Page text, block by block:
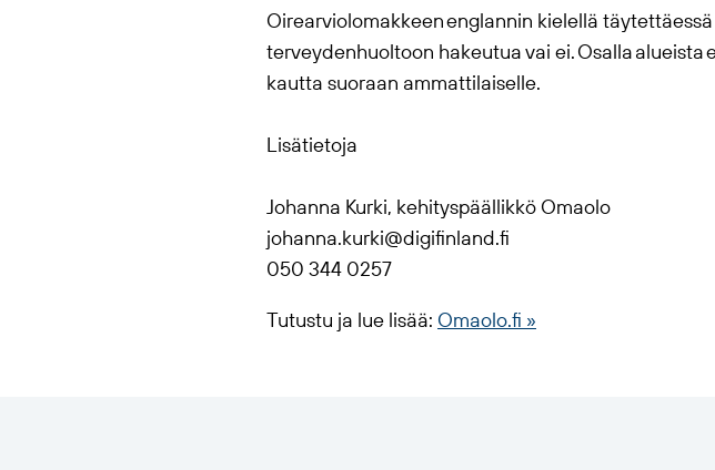
Oirearviolomakkeen englannin kielellä
terveydenhuoltoon hakeutua vai ei. Osalla
kautta suoraan ammattilaiselle.
Lisätietoja
Johanna Kurki, kehityspäällikkö Omaolo
johanna.kurki@digifinland.fi
050 344 0257
Tutustu ja lue lisää: Omaolo.fi »